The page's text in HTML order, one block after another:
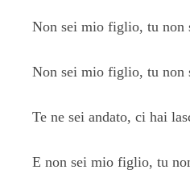
Non sei mio figlio, tu non
Non sei mio figlio, tu non
Te ne sei andato, ci hai
E non sei mio figlio, tu